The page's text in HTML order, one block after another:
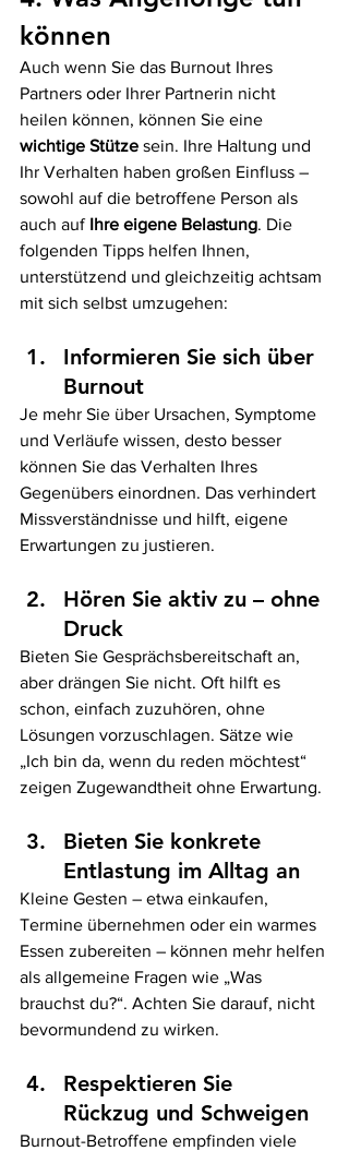
können
Auch wenn Sie das Burnout Ihres
Partners oder Ihrer Partnerin nicht
heilen können, können Sie eine
wichtige Stütze sein. Ihre Haltung und
Ihr Verhalten haben großen Einfluss –
sowohl auf die betroffene Person als
auch auf Ihre eigene Belastung. Die
folgenden Tipps helfen Ihnen,
unterstützend und gleichzeitig achtsam
mit sich selbst umzugehen:
Informieren Sie sich über
Burnout
Je mehr Sie über Ursachen, Symptome
und Verläufe wissen, desto besser
können Sie das Verhalten Ihres
Gegenübers einordnen. Das verhindert
Missverständnisse und hilft, eigene
Erwartungen zu justieren.
Hören Sie aktiv zu – ohne
Druck
Bieten Sie Gesprächsbereitschaft an,
aber drängen Sie nicht. Oft hilft es
schon, einfach zuzuhören, ohne
Lösungen vorzuschlagen. Sätze wie
„Ich bin da, wenn du reden möchtest“
zeigen Zugewandtheit ohne Erwartung.
Bieten Sie konkrete
Entlastung im Alltag an
Kleine Gesten – etwa einkaufen,
Termine übernehmen oder ein warmes
Essen zubereiten – können mehr helfen
als allgemeine Fragen wie „Was
brauchst du?“. Achten Sie darauf, nicht
bevormundend zu wirken.
Respektieren Sie
Rückzug und Schweigen
Burnout-Betroffene empfinden viele